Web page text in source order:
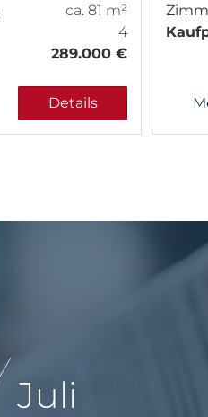
ca. 81 m²
4
289.000 €
Details
Juli